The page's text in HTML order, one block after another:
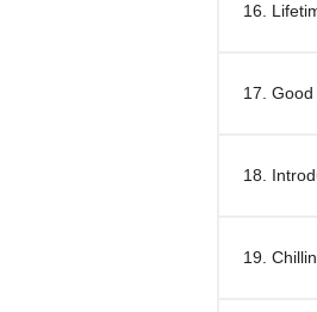
16.
17.
18.
19.